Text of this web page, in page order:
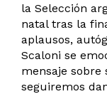
la Selección
natal tras la
aplausos,
Scaloni se
mensaje
seguiremos